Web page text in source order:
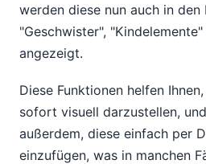
werden diese nun auch in
"Geschwister",
angezeigt.
Diese Funktionen helfen
sofort visuell darzustellen,
außerdem, diese einfach per
einzufügen, was in manchen